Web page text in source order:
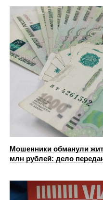
Мошенники обманули
млн рублей: дело